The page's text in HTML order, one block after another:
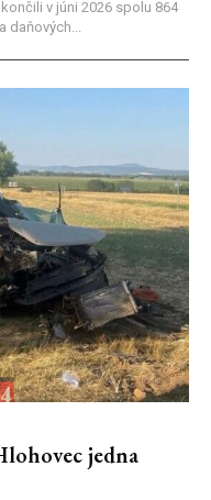
v júni 2026 spolu 864
daňových...
jedna